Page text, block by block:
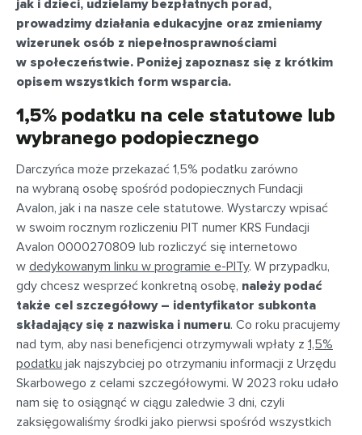
jak i dzieci, udzielamy bezpłatnych porad,
prowadzimy działania edukacyjne oraz zmieniamy
wizerunek osób z niepełnosprawnościami
w społeczeństwie. Poniżej zapoznasz się z krótkim
opisem wszystkich form wsparcia.
1,5% podatku na cele statutowe lub
wybranego podopiecznego
Darczyńca może przekazać 1,5% podatku zarówno
na wybraną osobę spośród podopiecznych Fundacji
Avalon, jak i na nasze cele statutowe. Wystarczy wpisać
w swoim rocznym rozliczeniu PIT numer KRS Fundacji
Avalon 0000270809 lub rozliczyć się internetowo
w dedykowanym linku w programie e-PITy. W przypadku,
gdy chcesz wesprzeć konkretną osobę, należy podać
także cel szczegółowy – identyfikator subkonta
składający się z nazwiska i numeru. Co roku pracujemy
nad tym, aby nasi beneficjenci otrzymywali wpłaty z 1,5%
podatku jak najszybciej po otrzymaniu informacji z Urzędu
Skarbowego z celami szczegółowymi. W 2023 roku udało
nam się to osiągnąć w ciągu zaledwie 3 dni, czyli
zaksięgowaliśmy środki jako pierwsi spośród wszystkich